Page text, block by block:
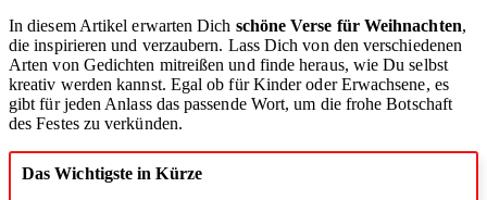
In diesem Artikel erwarten Dich schöne Verse für Weihnachten,
die inspirieren und verzaubern. Lass Dich von den verschiedenen
Arten von Gedichten mitreißen und finde heraus, wie Du selbst
kreativ werden kannst. Egal ob für Kinder oder Erwachsene, es
gibt für jeden Anlass das passende Wort, um die frohe Botschaft
des Festes zu verkünden.
Das Wichtigste in Kürze